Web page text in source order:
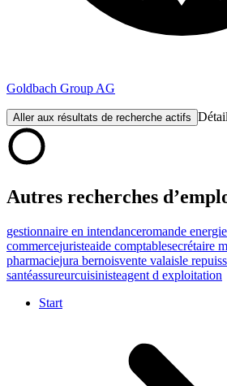
Goldbach Group AG
Aller aux résultats de recherche actifs
Autres recherches
gestionnaire en intendanceromande energie
commercejuristeaide comptablesecrétaire
pharmaciejura bernoisvente valaisle repuis
santéassureurcuisinisteagent d exploitation
Start